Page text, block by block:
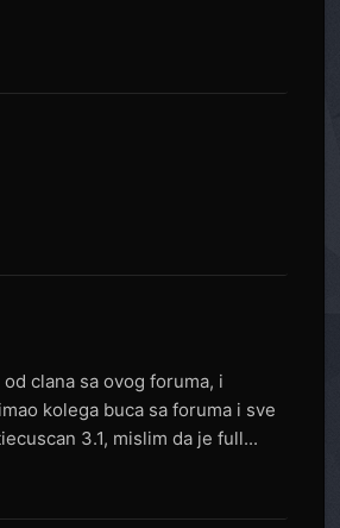
clana sa ovog foruma, i
kolega buca sa foruma i sve
3.1, mislim da je full...